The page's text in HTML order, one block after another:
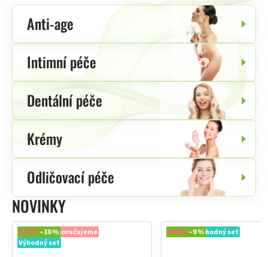
Anti-age
Intimní péče
Dentální péče
Krémy
Odličovací péče
NOVINKY
Novinka Doporučujeme
Výhodný set
516 Kč –10 % Novinka Výhodný set
604 Kč –9 %